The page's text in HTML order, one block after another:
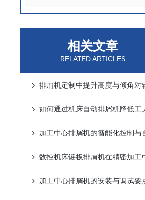
相关文章
RELATED ARTICLES